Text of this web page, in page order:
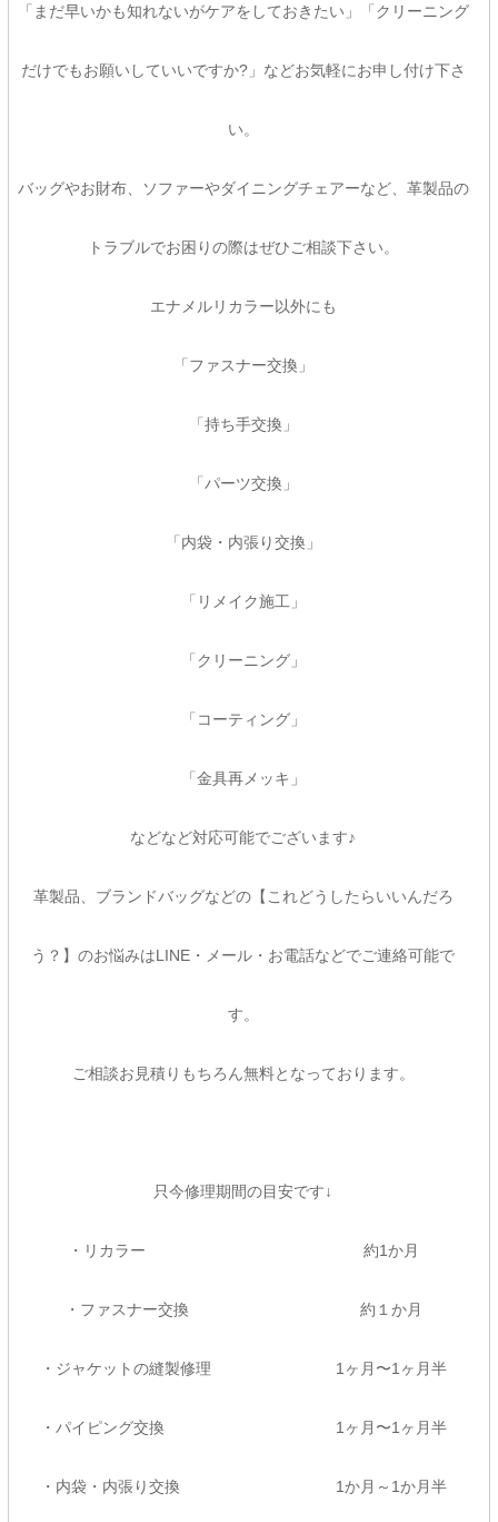
「まだ早いかも知れないがケアをしておきたい」「クリーニング
だけでもお願いしていいですか?」などお気軽にお申し付け下さ
い。
バッグやお財布、ソファーやダイニングチェアーなど、革製品の
トラブルでお困りの際はぜひご相談下さい。
エナメルリカラー以外にも
「ファスナー交換」
「持ち手交換」
「パーツ交換」
「内袋・内張り交換」
「リメイク施工」
「クリーニング」
「コーティング」
「金具再メッキ」
などなど対応可能でございます♪
革製品、ブランドバッグなどの【これどうしたらいいんだろ
う？】のお悩みはLINE・メール・お電話などでご連絡可能で
す。
ご相談お見積りもちろん無料となっております。
只今修理期間の目安です↓
・リカラー 約1か月
・ファスナー交換 約１か月
・ジャケットの縫製修理 1ヶ月〜1ヶ月半
・パイピング交換 1ヶ月〜1ヶ月半
・内袋・内張り交換 1か月～1か月半